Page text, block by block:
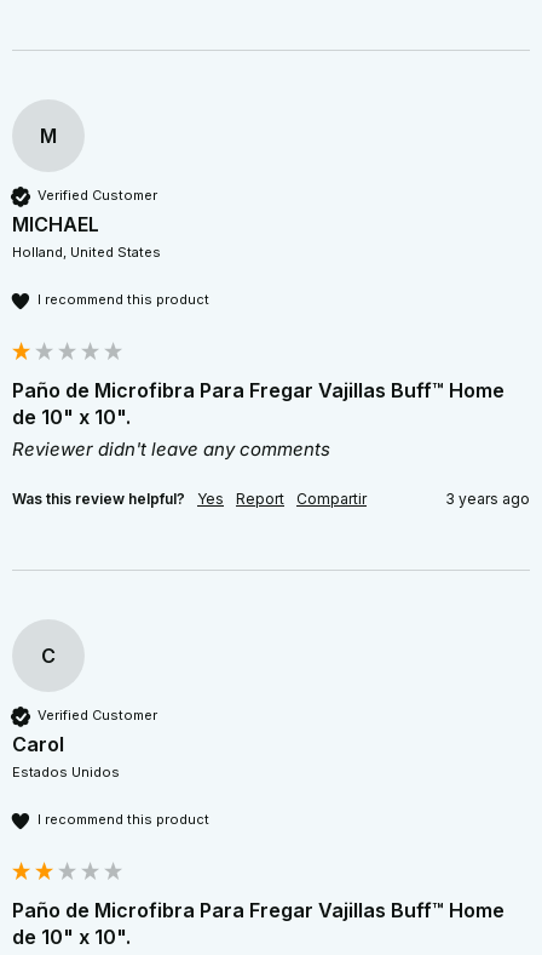
M
Verified Customer
MICHAEL
Holland, United States
I recommend this product
Paño de Microfibra Para Fregar Vajillas Buff™ Home
de 10" x 10".
Reviewer didn't leave any comments
Was this review helpful? Yes Report Compartir 3 years ago
C
Verified Customer
Carol
Estados Unidos
I recommend this product
Paño de Microfibra Para Fregar Vajillas Buff™ Home
de 10" x 10".